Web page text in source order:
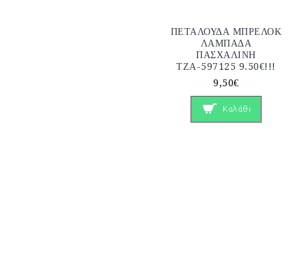
ΠΕΤΑΛΟΥΔΑ ΜΠΡΕΛΟΚ
ΛΑΜΠΑΔΑ
ΠΑΣΧΑΛΙΝΗ
ΤΖΑ-597125 9.50€!!!
9,50€
Καλάθι